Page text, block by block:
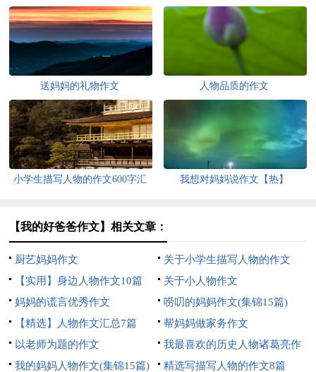
送妈妈的礼物作文 人物品质的作文
小学生描写人物的作文600字汇
我想对妈妈说作文【热】
【我的好爸爸作文】相关文章：
厨艺妈妈作文
关于小学生描写人物的作文
400字汇总六篇
【实用】身边人物作文10篇
关于小人物作文
妈妈的谎言优秀作文
唠叨的妈妈作文(集锦15篇)
【精选】人物作文汇总7篇
帮妈妈做家务作文
以老师为题的作文
我最喜欢的历史人物诸葛亮作
文
我的妈妈人物作文(集锦15篇) 精选写描写人物的作文8篇